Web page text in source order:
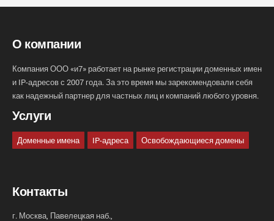
О компании
Компания ООО «и7» работает на рынке регистрации доменных имен
и IP-адресов с 2007 года. За это время мы зарекомендовали себя
как надежный партнер для частных лиц и компаний любого уровня.
Услуги
Доменные имена IP-адреса Освобождающиеся домены
Контакты
г. Москва, Павелецкая наб.,